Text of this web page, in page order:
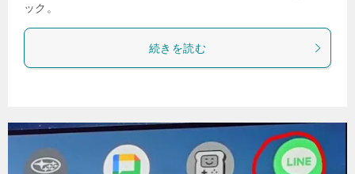
ック。
続きを読む